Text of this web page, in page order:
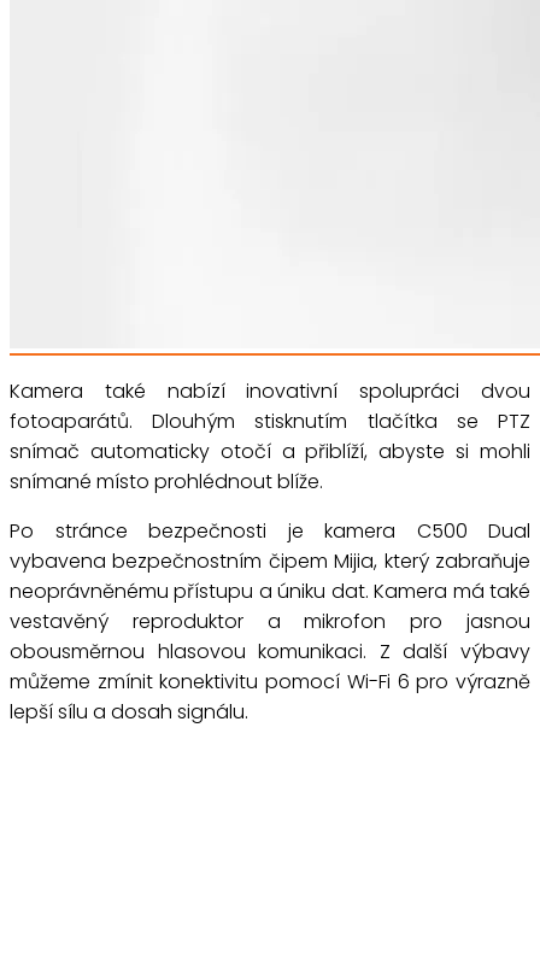
Kamera také nabízí inovativní spolupráci dvou
fotoaparátů. Dlouhým stisknutím tlačítka se PTZ
snímač automaticky otočí a přiblíží, abyste si mohli
snímané místo prohlédnout blíže.
Po stránce bezpečnosti je kamera C500 Dual
vybavena bezpečnostním čipem Mijia, který zabraňuje
neoprávněnému přístupu a úniku dat. Kamera má také
vestavěný reproduktor a mikrofon pro jasnou
obousměrnou hlasovou komunikaci. Z další výbavy
můžeme zmínit konektivitu pomocí Wi-Fi 6 pro výrazně
lepší sílu a dosah signálu.